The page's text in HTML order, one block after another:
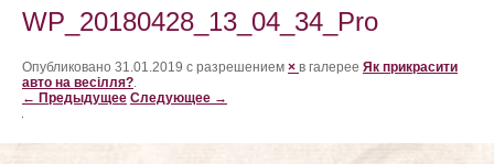
Про limo-lux
Відгуки
ФотоЗвіт
WP_20180428_13_04_34_Pro
Опубликовано 31.01.2019 с разрешением × в галерее Як прикрасити
авто на весілля?.
← Предыдущее Следующее →